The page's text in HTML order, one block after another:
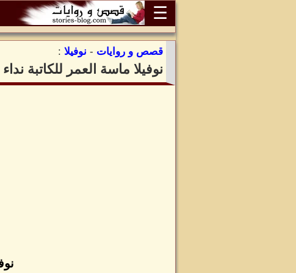
☰
قصص و روايات - نوفيلا :
نوفيلا ماسة العمر للكاتبة